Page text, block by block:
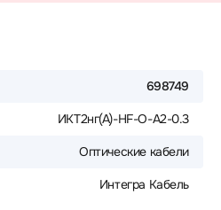
698749
ИКТ2нг(A)-HF-О-А2-0.3
Оптические кабели
Интегра Кабель